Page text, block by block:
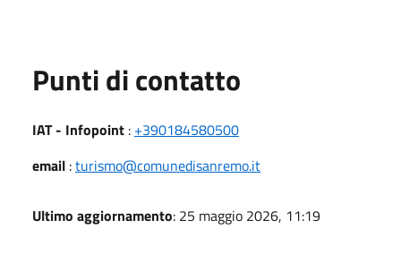
Punti di contatto
IAT - Infopoint : +390184580500
email :turismo@comunedisanremo.it
Ultimo aggiornamento: 25 maggio 2026, 11:19